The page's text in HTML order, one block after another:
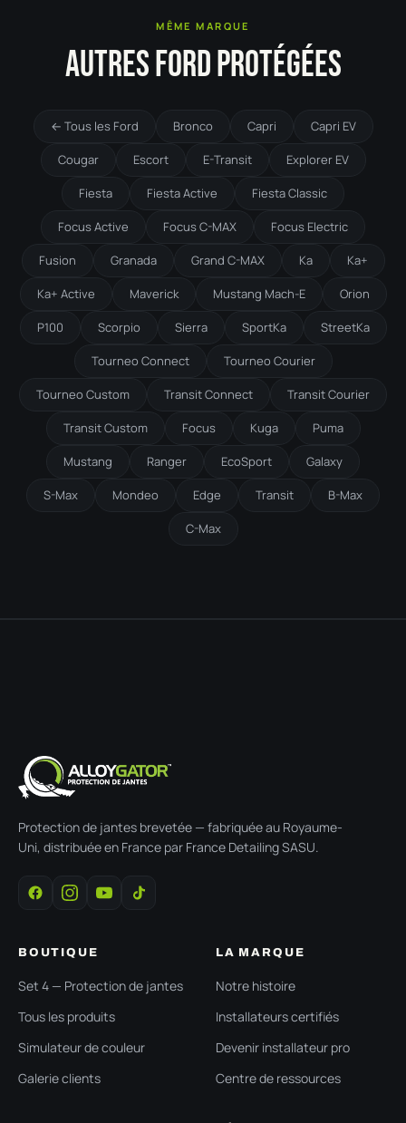
MÊME MARQUE
AUTRES FORD PROTÉGÉES
← Tous les Ford Bronco Capri Capri EV
Cougar Escort E-Transit Explorer EV
Fiesta Fiesta Active Fiesta Classic
Focus Active Focus C-MAX Focus Electric
Fusion Granada Grand C-MAX Ka Ka+
Ka+ Active Maverick Mustang Mach-E Orion
P100 Scorpio Sierra SportKa StreetKa
Tourneo Connect Tourneo Courier
Tourneo Custom Transit Connect Transit Courier
Transit Custom Focus Kuga Puma
Mustang Ranger EcoSport Galaxy
S-Max Mondeo Edge Transit B-Max
C-Max
Protection de jantes brevetée — fabriquée au Royaume-
Uni, distribuée en France par France Detailing SASU.
BOUTIQUE
Set 4 — Protection de jantes
Tous les produits
Simulateur de couleur
Galerie clients
LA MARQUE
Notre histoire
Installateurs certifiés
Devenir installateur pro
Centre de ressources